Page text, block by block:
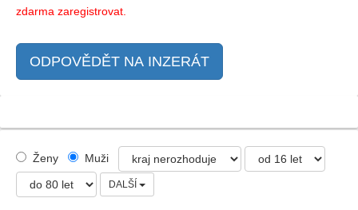
zdarma zaregistrovat.
ODPOVĚDĚT NA INZERÁT
Ženy Muži
DALŠÍ